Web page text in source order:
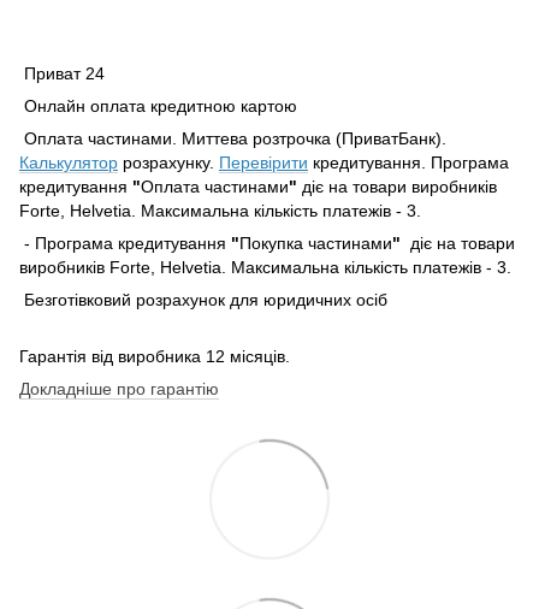
Приват 24
Онлайн оплата кредитною картою
Оплата частинами. Миттева розтрочка (ПриватБанк).
Калькулятор розрахунку. Перевірити кредитування. Програма
кредитування "Оплата частинами" діє на товари виробників
Forte, Helvetia. Максимальна кількість платежів - 3.
- Програма кредитування "Покупка частинами" діє на товари
виробників Forte, Helvetia. Максимальна кількість платежів - 3.
Безготівковий розрахунок для юридичних осіб
Гарантія від виробника 12 місяців.
Докладніше про гарантію